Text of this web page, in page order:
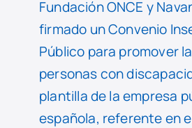
Fundación ONCE y
firmado un Convenio
Público para promover
personas con
plantilla de la empresa
española, referente en